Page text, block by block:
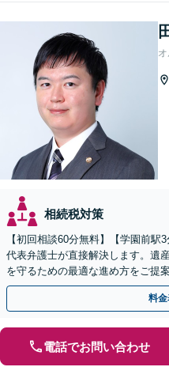
相続税対策
【初回相談60分無料】【学園前
代表弁護士が直接解決します。遺
を守るための最適な進め方をご提
ださい【オンライン相談可】
料
電話でお問い合わせ